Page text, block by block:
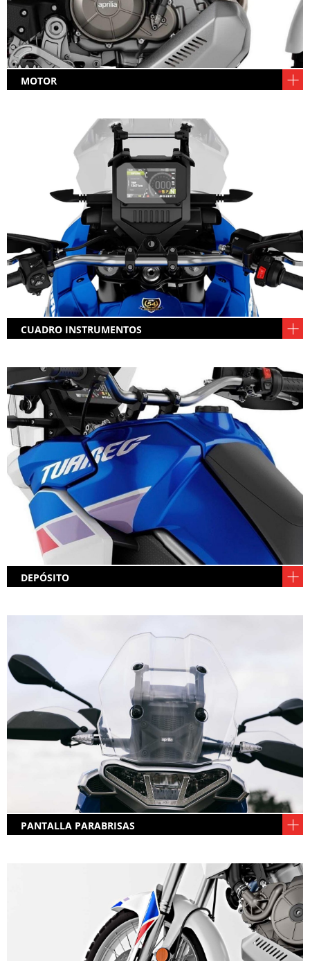
MOTOR
Tercera versión del motor RS660, después de la
deportiva RS y la nakedTuono, aquí con 80
elásticos y dóciles caballos, excelente adaptación
para una trail.
CUADRO INSTRUMENTOS
Completo cuadro y controles: Aprilia lleva ya
tiempo refinando un sistema electrónico de
primera, y la Tuareg hereda esa tecnología a fondo
(salvo por la IMU: sin frenos con ABS en curva).
DEPÓSITO
plástico...Para que las aventuras no se terminen
pronto, los 18 litros del depósito dan, con un
consumo que no pasa de 5L, para más de 300
kilómetros.
PANTALLA PARABRISAS
La pantalla parabrisas es discreta (transparente)
pero no es regulable, lástima.